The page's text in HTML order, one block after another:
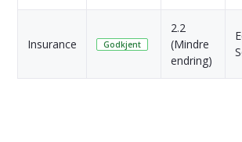
Insurance Godkjent
2.2
(Mindre
endring)